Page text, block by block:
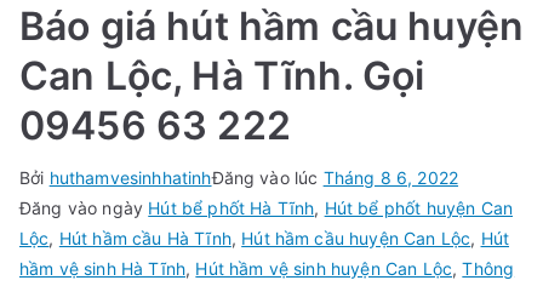
Báo giá hút hầm cầu huyện
Can Lộc, Hà Tĩnh. Gọi
09456 63 222
Bởi huthamvesinhhatinhĐăng vào lúc Tháng 8 6, 2022
Đăng vào ngày Hút bể phốt Hà Tĩnh, Hút bể phốt huyện Can
Lộc, Hút hầm cầu Hà Tĩnh, Hút hầm cầu huyện Can Lộc, Hút
hầm vệ sinh Hà Tĩnh, Hút hầm vệ sinh huyện Can Lộc,Thông